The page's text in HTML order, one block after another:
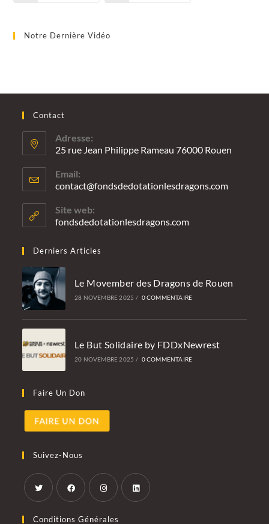
Notre Dernière Vidéo
Contact
Adresse:
25 rue Jean Philippe Rameau 76000 Rouen
Email:
contact@fondsdedotationlesdragons.comS’ouvre
Site web:
fondsdedotationlesdragons.com
Derniers Articles
Le Movember des Dragons de Rouen
28 NOVEMBRE 2025 / 0 COMMENTAIRE
Le But Solidaire by FDDxNewrest
20 NOVEMBRE 2025 / 0 COMMENTAIRE
Faire Un Don
Suivez-Nous
dans
dans
dans
Conditions Générales